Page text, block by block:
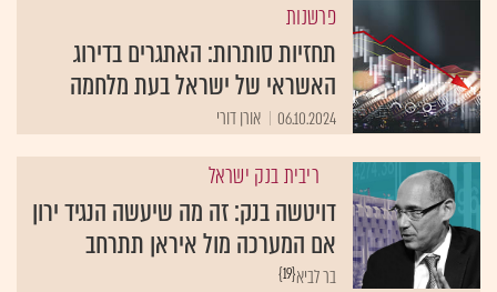
פרשנות
תחזיות סותרות: האתגרים בדירוג
האשראי של ישראל בעת מלחמה
06.10.2024 אורן דורי
ריבית בנק ישראל
דויטשה בנק: זה מה שיעשה הנגיד ירון
אם המערכה מול איראן תתרחב
{19}בר לביא